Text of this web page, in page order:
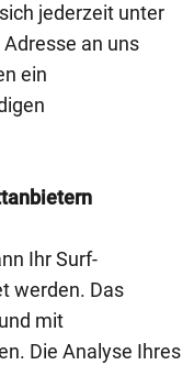
jederzeit unter
an uns
ein
Ihr Surf-
werden. Das
mit
Die Analyse Ihres